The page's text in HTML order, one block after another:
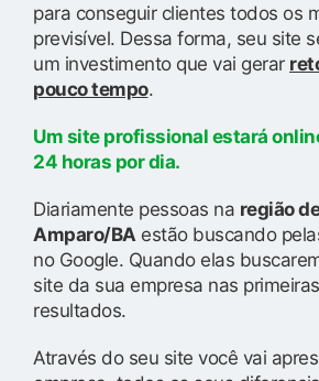
para conseguir clientes todos os
previsível. Dessa forma, seu site
um investimento que vai gerar
pouco tempo.
Um site profissional estará
24 horas por dia.
Diariamente pessoas na região
Amparo/BA estão buscando
no Google. Quando elas
site da sua empresa nas
resultados.
Através do seu site você vai